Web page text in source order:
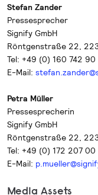
Stefan Zander
Pressesprecher
Signify GmbH
Röntgenstraße 22,
Tel: +49 (0) 160 742 90
E-Mail:
Petra Müller
Pressesprecherin
Signify GmbH
Röntgenstraße 22,
Tel: +49 (0) 172 207 00
E-Mail:
Media Assets